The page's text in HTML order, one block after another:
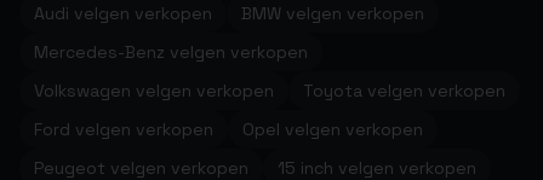
Audi velgen verkopen
BMW velgen verkopen
Mercedes-Benz velgen verkopen
Volkswagen velgen verkopen
Toyota velgen verkopen
Ford velgen verkopen
Opel velgen verkopen
Peugeot velgen verkopen
15 inch velgen verkopen